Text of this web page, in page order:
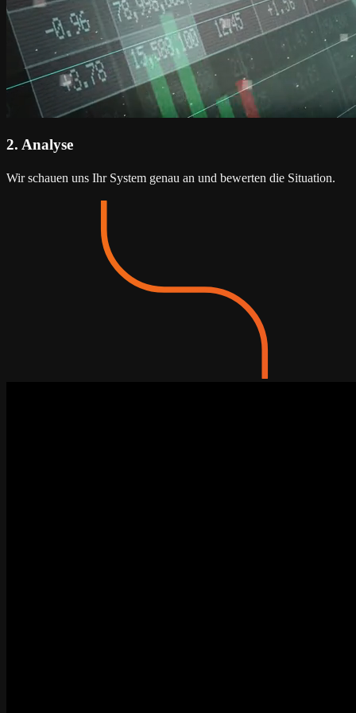
2. Analyse
Wir schauen uns Ihr System genau an und bewerten die Situation.